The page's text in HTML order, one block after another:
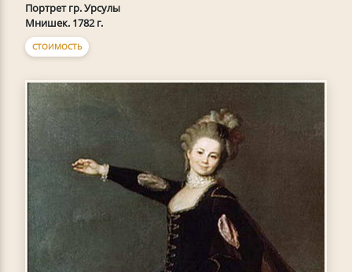
Портрет гр. Урсулы
Мнишек. 1782 г.
СТОИМОСТЬ